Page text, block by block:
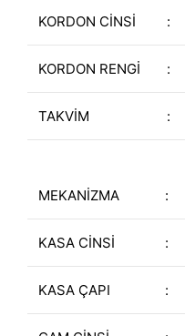
KORDON CİNSİ :
KORDON RENGİ :
TAKVİM :
MEKANİZMA :
KASA CİNSİ :
KASA ÇAPI :